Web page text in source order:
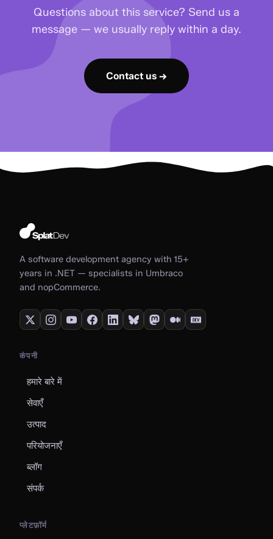
Questions about this service? Send us a
message — we usually reply within a day.
Contact us →
A software development agency with 15+
years in .NET — specialists in Umbraco
and nopCommerce.
कंपनी
हमारे बारे में
सेवाएँ
उत्पाद
परियोजनाएँ
ब्लॉग
संपर्क
प्लेटफ़ॉर्म